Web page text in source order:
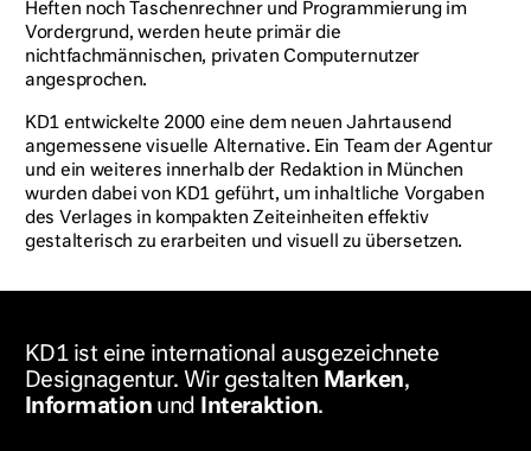
Heften noch Taschenrechner und Programmierung im
Vordergrund, werden heute primär die
nichtfachmännischen, privaten Computernutzer
angesprochen.
KD1 entwickelte 2000 eine dem neuen Jahrtausend
angemessene visuelle Alternative. Ein Team der Agentur
und ein weiteres innerhalb der Redaktion in München
wurden dabei von KD1 geführt, um inhaltliche Vorgaben
des Verlages in kompakten Zeiteinheiten effektiv
gestalterisch zu erarbeiten und visuell zu übersetzen.
KD1ist eine international ausgezeichnete
Designagentur. Wir gestalten Marken,
Informationund Interaktion.